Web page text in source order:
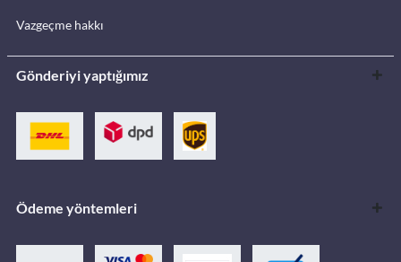
Vazgeçme hakkı
Gönderiyi yaptığımız
Ödeme yöntemleri